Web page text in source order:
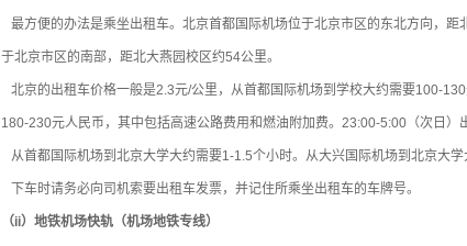
最方便的办法是乘坐出租车。北京首都国际机场位于北京市区的东北方向，
于北京市区的南部，距北大燕园校区约54公里。
北京的出租车价格一般是2.3元/公里，从首都国际机场到学校大约需要100-
180-230元人民币，其中包括高速公路费用和燃油附加费。23:00-5:00（次日）
从首都国际机场到北京大学大约需要1-1.5个小时。从大兴国际机场到北京大学
下车时请务必向司机索要出租车发票，并记住所乘坐出租车的车牌号。
（ii） 地铁机场快轨（机场地铁专线）